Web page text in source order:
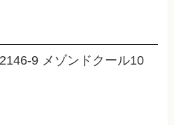
9 メゾンドクール10